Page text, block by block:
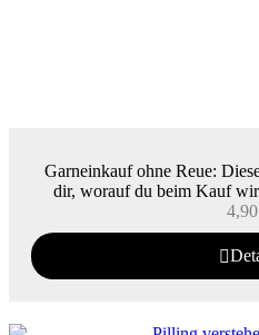
Garneinkauf ohne Reue:
dir, worauf du beim Kauf
4,90